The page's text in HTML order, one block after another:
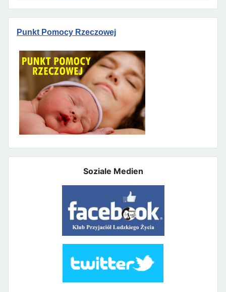
Punkt Pomocy Rzeczowej
Soziale Medien